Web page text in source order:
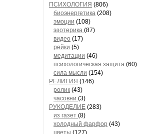
ПСИХОЛОГИЯ (806)
биоэнергетика (208)
эмоции (108)
эзотерика (87)
видео (17)
рейки (5)
медитации (46)
психологическая защита (60)
сила мысли (154)
РЕЛИГИЯ (146)
ролик (43)
часовни (3)
РУКОДЕЛИЕ (283)
из газет (8)
холодный фарфор (43)
цветы (127)